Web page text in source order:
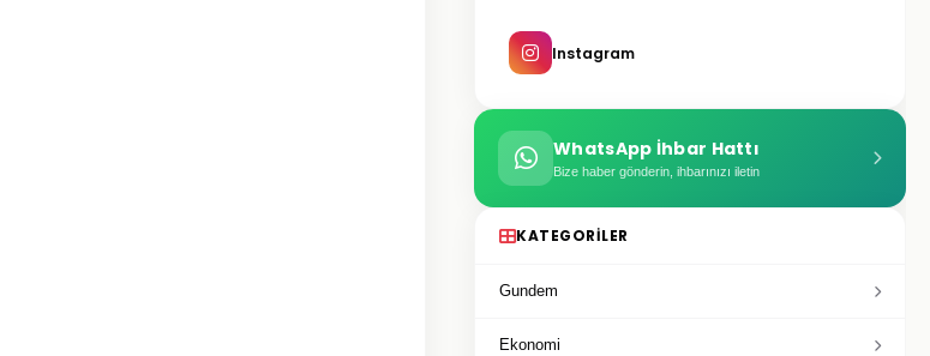
Instagram
WhatsApp İhbar Hattı
Bize haber gönderin, ihbarınızı iletin
KATEGORILER
Gundem
Ekonomi